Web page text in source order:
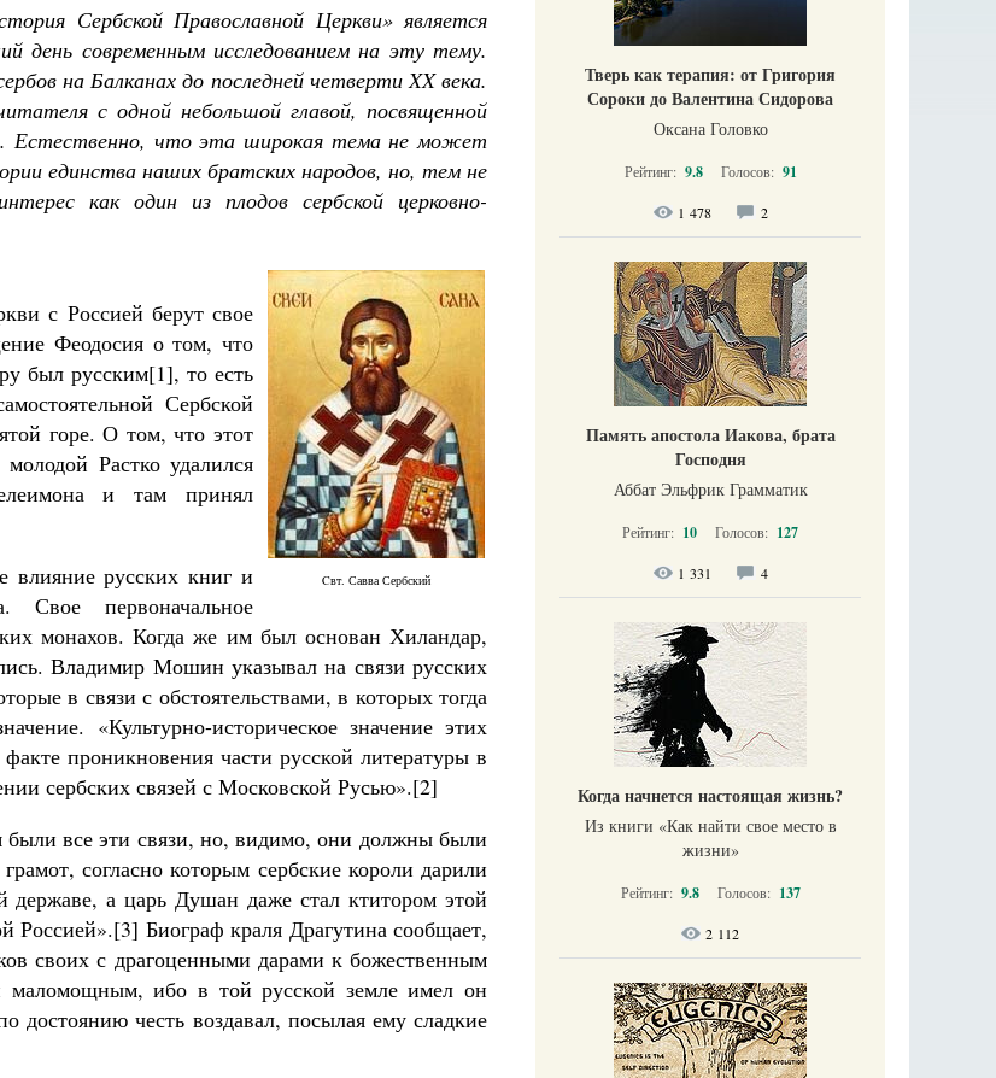
Сербской Православной Церкви» является
день современным исследованием на эту тему.
на Балканах до последней четверти XX века.
с одной небольшой главой, посвященной
Естественно, что эта широкая тема не может
единства наших братских народов, но, тем не
как один из плодов сербской церковно-
Cвт. Савва Сербский
с Россией берут свое
Феодосия о том, что
был русским[1], то есть
Сербской
горе. О том, что этот
Растко удалился
и там принял
влияние русских книг и
Свое первоначальное
монахов. Когда же им был основан Хиландар,
Владимир Мошин указывал на связи русских
в связи с обстоятельствами, в которых тогда
«Культурно-историческое значение этих
проникновения части русской литературы в
сербских связей с Московской Русью».[2]
были все эти связи, но, видимо, они должны были
согласно которым сербские короли дарили
а царь Душан даже стал ктитором этой
Россией».[3] Биограф краля Драгутина сообщает,
своих с драгоценными дарами к божественным
ибо в той русской земле имел он
достоянию честь воздавал, посылая ему сладкие
Тверь как терапия: от Григория
Сороки до Валентина Сидорова
Оксана Головко
Рейтинг: 9.8 Голосов: 91
1 478 2
Память апостола Иакова, брата
Господня
Аббат Эльфрик Грамматик
Рейтинг: 10 Голосов: 127
1 331 4
Когда начнется настоящая жизнь?
Из книги «Как найти свое место в
жизни​»
Рейтинг: 9.8 Голосов: 137
2 112